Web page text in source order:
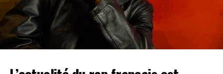
PKev95
Benjamin Epps, J9ueve, Rounhaa, Luther
BabySolo33. Une très longue liste en simplement deux
jours, les Paradis Artificiels vous donnent rendez-vous à
laHalle des Glisses du 2 au 3 juin. Réservez vite vos